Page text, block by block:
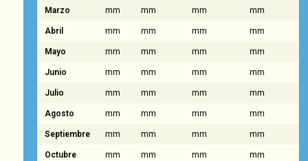
Marzo mm mm mm mm
Abril mm mm mm mm
Mayo mm mm mm mm
Junio mm mm mm mm
Julio mm mm mm mm
Agosto mm mm mm mm
Septiembre mm mm mm mm
Octubre mm mm mm mm